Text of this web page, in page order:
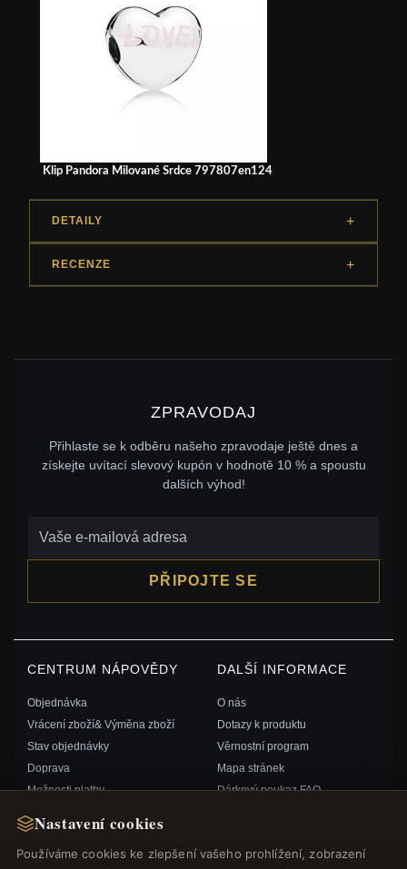
Nastavení cookies
Používáme cookies ke zlepšení vašeho prohlížení, zobrazení
Klip Pandora Milované Srdce 797807en124
DETAILY
RECENZE
ZPRAVODAJ
Přihlaste se k odběru našeho zpravodaje ještě dnes a
získejte uvítací slevový kupón v hodnotě 10 % a spoustu
dalších výhod!
PŘIPOJTE SE
CENTRUM NÁPOVĚDY
Objednávka
Vrácení zboží& Výměna zboží
Stav objednávky
Doprava
Možnosti platby
Kontaktujte nás
DALŠÍ INFORMACE
O nás
Dotazy k produktu
Věrnostní program
Mapa stránek
Dárkový poukaz FAQ